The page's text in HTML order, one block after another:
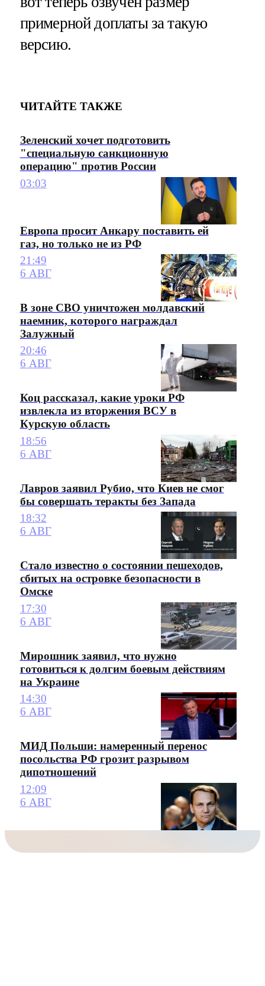
примерной доплаты за такую
версию.
ЧИТАЙТЕ ТАКЖЕ
Зеленский хочет подготовить
"специальную санкционную
операцию" против России
03:03
Европа просит Анкару поставить ей
газ, но только не из РФ
21:49
6 АВГ
В зоне СВО уничтожен молдавский
наемник, которого награждал
Залужный
20:46
6 АВГ
Коц рассказал, какие уроки РФ
извлекла из вторжения ВСУ в
Курскую область
18:56
6 АВГ
Лавров заявил Рубио, что Киев не смог
бы совершать теракты без Запада
18:32
6 АВГ
Стало известно о состоянии пешеходов,
сбитых на островке безопасности в
Омске
17:30
6 АВГ
Мирошник заявил, что нужно
готовиться к долгим боевым действиям
на Украине
14:30
6 АВГ
МИД Польши: намеренный перенос
посольства РФ грозит разрывом
дипотношений
12:09
6 АВГ